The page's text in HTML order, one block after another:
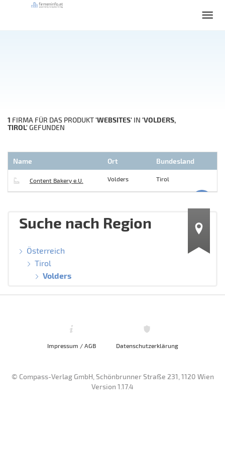
1 FIRMA FÜR DAS PRODUKT'WEBSITES' IN 'VOLDERS,
TIROL'GEFUNDEN
Name Ort Bundesland
Content Bakery e.U. Volders Tirol
Suche nach Region
Österreich
Tirol
Volders
Impressum / AGB Datenschutzerklärung
© Compass-Verlag GmbH, Schönbrunner Straße 231, 1120 Wien
Version 1.17.4